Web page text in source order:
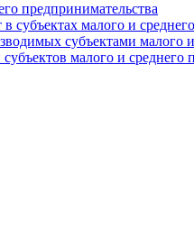
предпринимательства
малого и
субъектами малого
малого и среднего